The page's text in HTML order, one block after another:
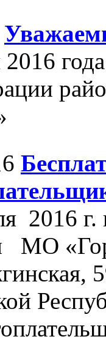
2016 г.
МО